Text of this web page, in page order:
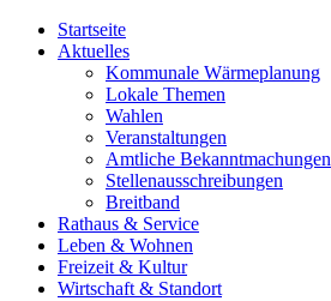
Startseite
Aktuelles
Kommunale Wärmeplanung
Lokale Themen
Wahlen
Veranstaltungen
Amtliche Bekanntmachungen
Stellenausschreibungen
Breitband
Rathaus & Service
Leben & Wohnen
Freizeit & Kultur
Wirtschaft & Standort